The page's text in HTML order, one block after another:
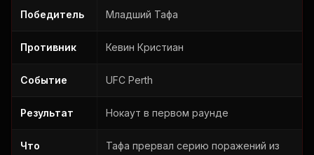
Победитель Младший Тафа
Противник Кевин Кристиан
Событие UFC Perth
Результат Нокаут в первом раунде
Что
Тафа прервал серию поражений из